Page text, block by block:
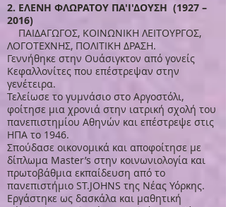
2. ΕΛΕΝΗ ΦΛΩΡΑΤΟΥ ΠΑ'Ι'ΔΟΥΣΗ (1927 –
2016)
ΠΑΙΔΑΓΩΓΟΣ, ΚΟΙΝΩΝΙΚΗ ΛΕΙΤΟΥΡΓΟΣ,
ΛΟΓΟΤΕΧΝΗΣ, ΠΟΛΙΤΙΚΗ ΔΡΑΣΗ.
Γεννήθηκε στην Ουάσιγκτον από γονείς
Κεφαλλονίτες που επέστρεψαν στην
γενέτειρα.
Τελείωσε το γυμνάσιο στο Αργοστόλι,
φοίτησε μια χρονιά στην ιατρική σχολή του
πανεπιστημίου Αθηνών και επέστρεψε στις
ΗΠΑ το 1946.
Σπούδασε οικονομικά και αποφοίτησε με
δίπλωμα Master’s στην κοινωνιολογία και
πρωτοβάθμια εκπαίδευση από το
πανεπιστήμιο ST.JOHNS της Νέας Υόρκης.
Εργάστηκε ως δασκάλα και μαθητική